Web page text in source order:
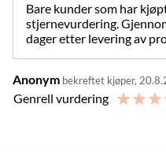
Bare kunder som har
stjernevurdering.
dager etter levering av
Anonym bekreftet kjøper,
Genrell vurdering ☆☆☆